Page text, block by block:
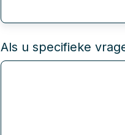
Als u specifieke